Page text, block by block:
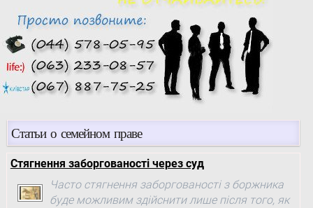
Статьи о семейном праве
Стягнення заборгованості через суд
Часто стягнення заборгованості з боржника
буде можливим здійснити лише після того, як